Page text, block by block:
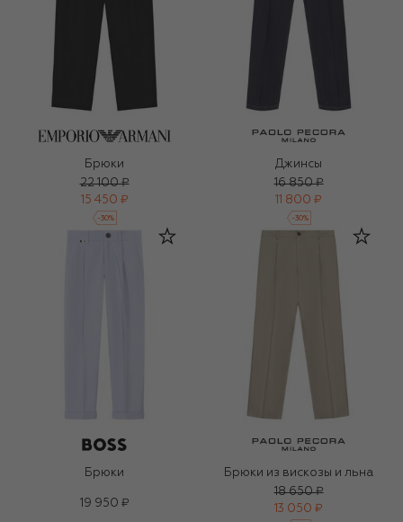
Брюки
22 100 ₽
15 450 ₽
-30%
Джинсы
16 850 ₽
11 800 ₽
-30%
Брюки
19 950 ₽
Брюки из вискозы и льна
18 650 ₽
13 050 ₽